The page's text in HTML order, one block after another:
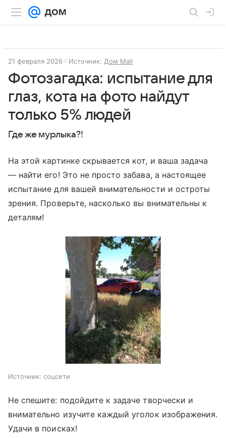
21 февраля 2026 Источник: Дом Mail
Фотозагадка: испытание для
глаз, кота на фото найдут
только 5% людей
Где же мурлыка?!
На этой картинке скрывается кот, и ваша задача
— найти его! Это не просто забава, а настоящее
испытание для вашей внимательности и остроты
зрения. Проверьте, насколько вы внимательны к
деталям!
Источник: соцсети
Не спешите: подойдите к задаче творчески и
внимательно изучите каждый уголок изображения.
Удачи в поисках!